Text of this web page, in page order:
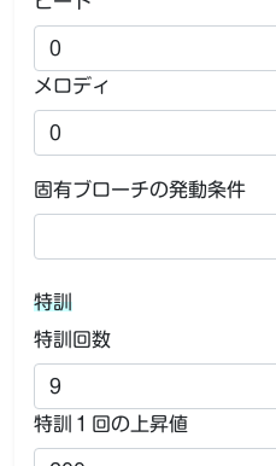
メロディ
固有ブローチの発動条件
特訓
特訓回数
特訓１回の上昇値